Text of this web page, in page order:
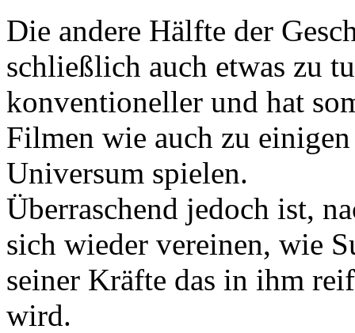
Die andere Hälfte der
schließlich auch etwas zu
konventioneller und hat
Filmen wie auch zu
Universum spielen.
Überraschend jedoch ist,
sich wieder vereinen, wie
seiner Kräfte das in ihm
wird.